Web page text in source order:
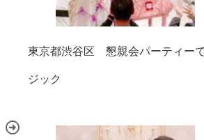
東京都渋谷区 懇親会パーティー
ジック